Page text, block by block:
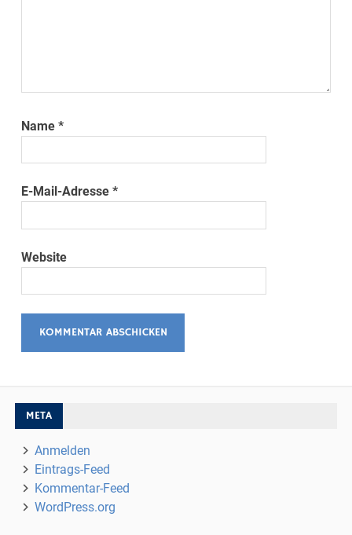
Name*
E-Mail-Adresse*
Website
META
Anmelden
Eintrags-Feed
Kommentar-Feed
WordPress.org